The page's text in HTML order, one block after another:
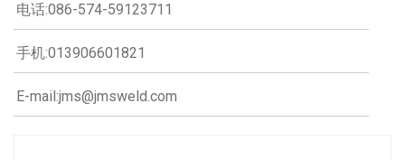
电话:086-574-59123711
手机:013906601821
E-mail:jms@jmsweld.com